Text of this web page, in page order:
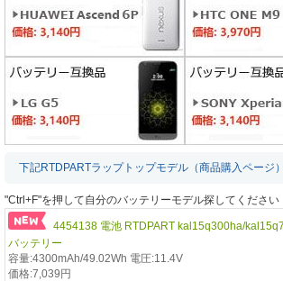
下記RTDPARTラップトップモデル（商品購入ページ
"Ctrl+F"を押して自分のバッテリーモデル探してください
4454138 電池 RTDPART kal15q300ha/
バッテリー
容量:4300mAh/49.02Wh 電圧:11.4V
価格:7,039円